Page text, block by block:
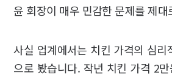
윤 회장이 매우 민감한 문제를 제
사실 업계에서는 치킨 가격의 심리
으로 봤습니다. 작년 치킨 가격 2